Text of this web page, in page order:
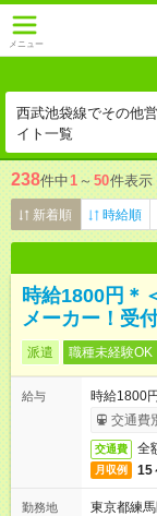
メニュー
西武池袋線でその他
イト一覧
238件中1 ～ 50件表示
新着順 時給順
時給1800円＊
メーカー！受
派遣 職種未経験OK
給与
時給1800
交通費
交通費 全
月収例 15
勤務地
東京都練